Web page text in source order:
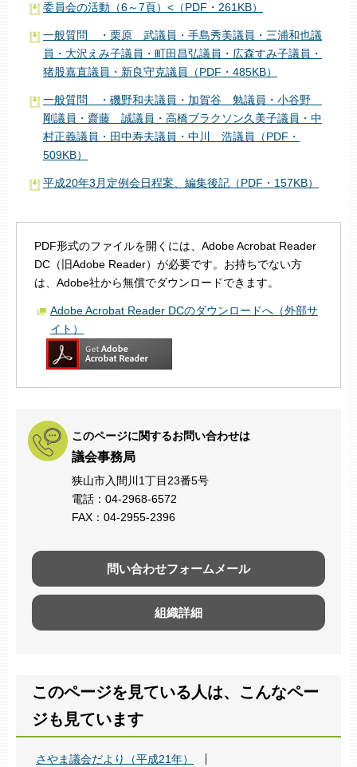
委員会の活動（6～7頁）<（PDF・261KB）
一般質問 ・栗原 武議員・手島秀美議員・三浦和也議
員・大沢えみ子議員・町田昌弘議員・広森すみ子議員・
猪股嘉直議員・新良守克議員（PDF・485KB）
一般質問 ・磯野和夫議員・加賀谷 勉議員・小谷野
剛議員・齋藤 誠議員・高橋ブラクソン久美子議員・中
村正義議員・田中寿夫議員・中川 浩議員（PDF・
509KB）
平成20年3月定例会日程案、編集後記（PDF・157KB）
PDF形式のファイルを開くには、Adobe Acrobat Reader
DC（旧Adobe Reader）が必要です。お持ちでない方
は、Adobe社から無償でダウンロードできます。
Adobe Acrobat Reader DCのダウンロードへ（外部サ
イト）
このページに関するお問い合わせは
議会事務局
狭山市入間川1丁目23番5号
電話：04-2968-6572
FAX：04-2955-2396
問い合わせフォームメール
組織詳細
このページを見ている人は、こんなペー
ジも見ています
さやま議会だより（平成21年）